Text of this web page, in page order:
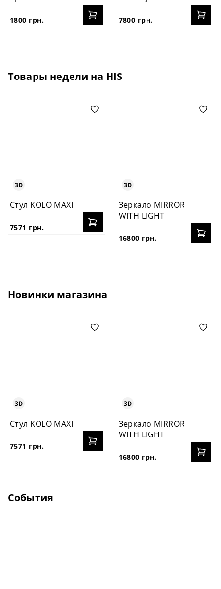
1800 грн. 7800 грн.
Товары недели на HIS
Стул KOLO MAXI
7571 грн.
Зеркало MIRROR
WITH LIGHT
16800 грн.
Новинки магазина
Стул KOLO MAXI
7571 грн.
Зеркало MIRROR
WITH LIGHT
16800 грн.
События